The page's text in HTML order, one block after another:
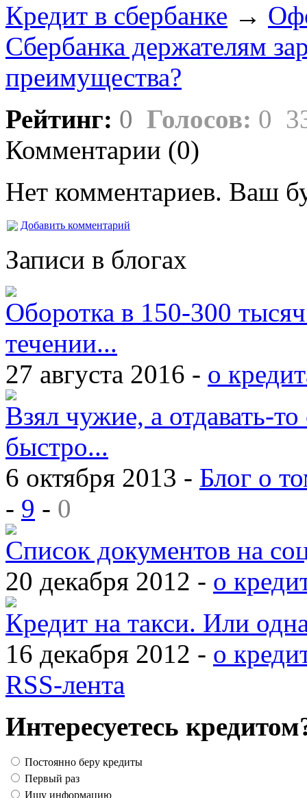
Кредит в сбербанке →
Сбербанка держателям
преимущества?
Рейтинг: 0 Голосов: 0
Комментарии (0)
Нет комментариев. Ваш
Добавить комментарий
Записи в блогах
Оборотка в 150-300
течении...
27 августа 2016 - о
Взял чужие, а отдавать-
быстро...
6 октября 2013 - Блог о
- 9 - 0
Список документов на
20 декабря 2012 - о
Кредит на такси. Или
16 декабря 2012 - о
RSS-лента
Интересуетесь
Постоянно беру кредиты
Первый раз
Ищу информацию